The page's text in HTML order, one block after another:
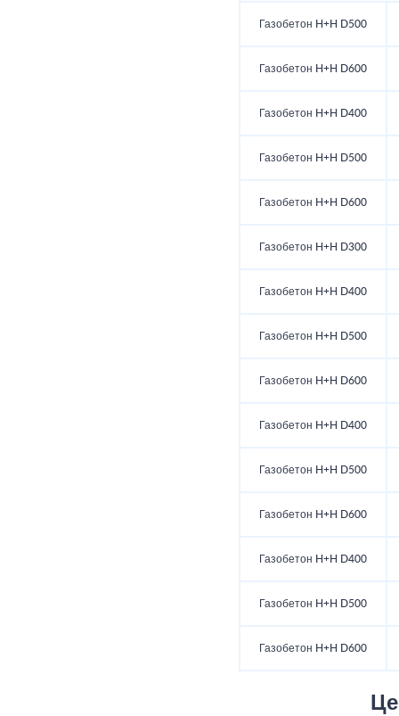
Газобетон H+H D500
Газобетон H+H D600
Газобетон H+H D400
Газобетон H+H D500
Газобетон H+H D600
Газобетон H+H D300
Газобетон H+H D400
Газобетон H+H D500
Газобетон H+H D600
Газобетон H+H D400
Газобетон H+H D500
Газобетон H+H D600
Газобетон H+H D400
Газобетон H+H D500
Газобетон H+H D600